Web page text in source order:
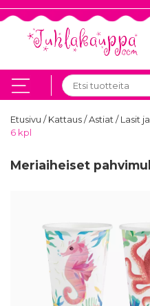
Etusivu /Kattaus/Astiat/Lasit
6 kpl
Meriaiheiset